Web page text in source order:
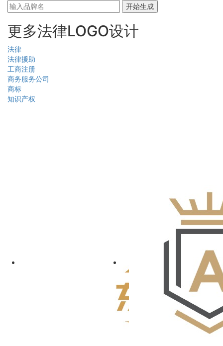
开始生成
更多法律LOGO设计
法律
法律援助
工商注册
商务服务公司
商标
知识产权